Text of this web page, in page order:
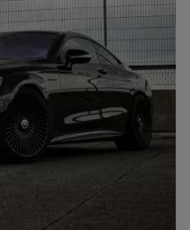
Jaguar
Dodge
Aston Martin